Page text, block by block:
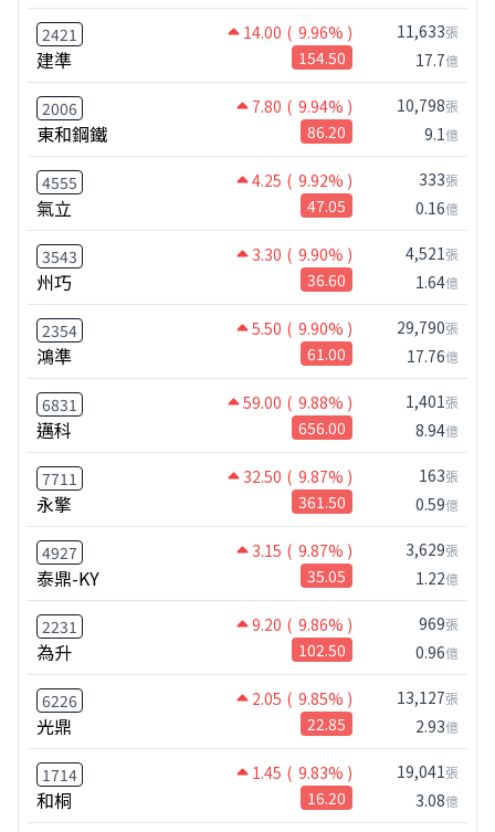
2421 14.00 ( 9.96% )
建準 154.50
11,633張
17.7億
2006 7.80 ( 9.94% )
東和鋼鐵 86.20
10,798張
9.1億
4555 4.25 ( 9.92% )
氣立 47.05
333張
0.16億
3543 3.30 ( 9.90% )
州巧 36.60
4,521張
1.64億
2354 5.50 ( 9.90% )
鴻準 61.00
29,790張
17.76億
6831 59.00 ( 9.88% )
邁科 656.00
1,401張
8.94億
7711 32.50 ( 9.87% )
永擎 361.50
163張
0.59億
4927 3.15 ( 9.87% )
泰鼎-KY 35.05
3,629張
1.22億
2231 9.20 ( 9.86% )
為升 102.50
969張
0.96億
6226 2.05 ( 9.85% )
光鼎 22.85
13,127張
2.93億
1714 1.45 ( 9.83% )
和桐 16.20
19,041張
3.08億